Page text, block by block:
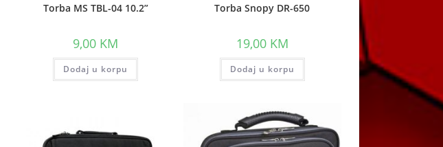
Torba MS TBL-04 10.2”
9,00 KM
Dodaj u korpu
Torba Snopy DR-650
19,00 KM
Dodaj u korpu